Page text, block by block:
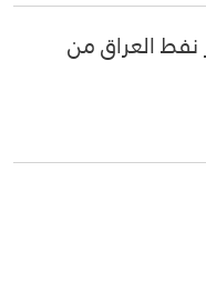
نفط العراق من